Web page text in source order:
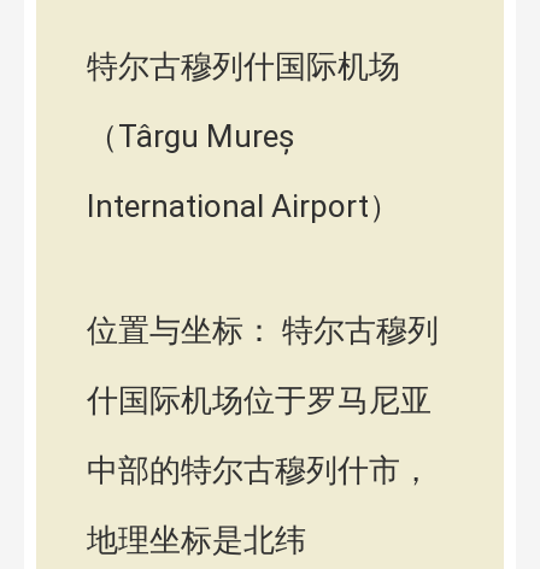
特尔古穆列什国际机场
（Târgu Mureș
International Airport）
位置与坐标： 特尔古穆列
什国际机场位于罗马尼亚
中部的特尔古穆列什市，
地理坐标是北纬